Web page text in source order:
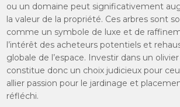
ou un domaine peut significativement
la valeur de la propriété. Ces arbres sont
comme un symbole de luxe et de
l’intérêt des acheteurs potentiels et
globale de l’espace. Investir dans un
constitue donc un choix judicieux pour
allier passion pour le jardinage et
réfléchi.